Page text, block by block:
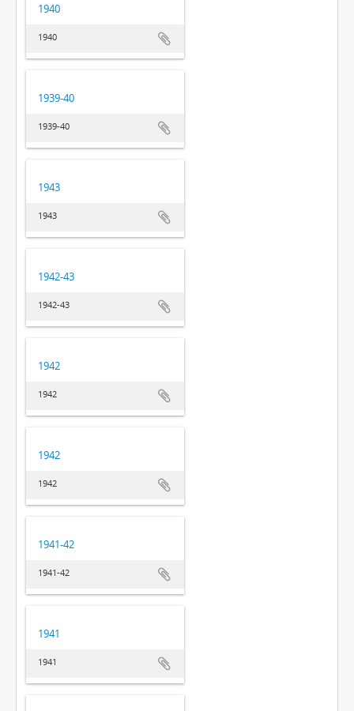
1940
1940
1939-40
1939-40
1943
1943
1942-43
1942-43
1942
1942
1942
1942
1941-42
1941-42
1941
1941